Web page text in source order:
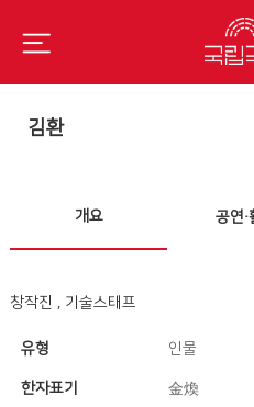
김환
개요 공연·
창작진 , 기술스태프
유형 인물
한자표기 金煥